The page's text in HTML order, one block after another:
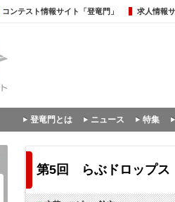
コンテスト情報サイト「登竜門」 求人情報
登竜門とは ニュース 特集
第5回 らぶドロップ